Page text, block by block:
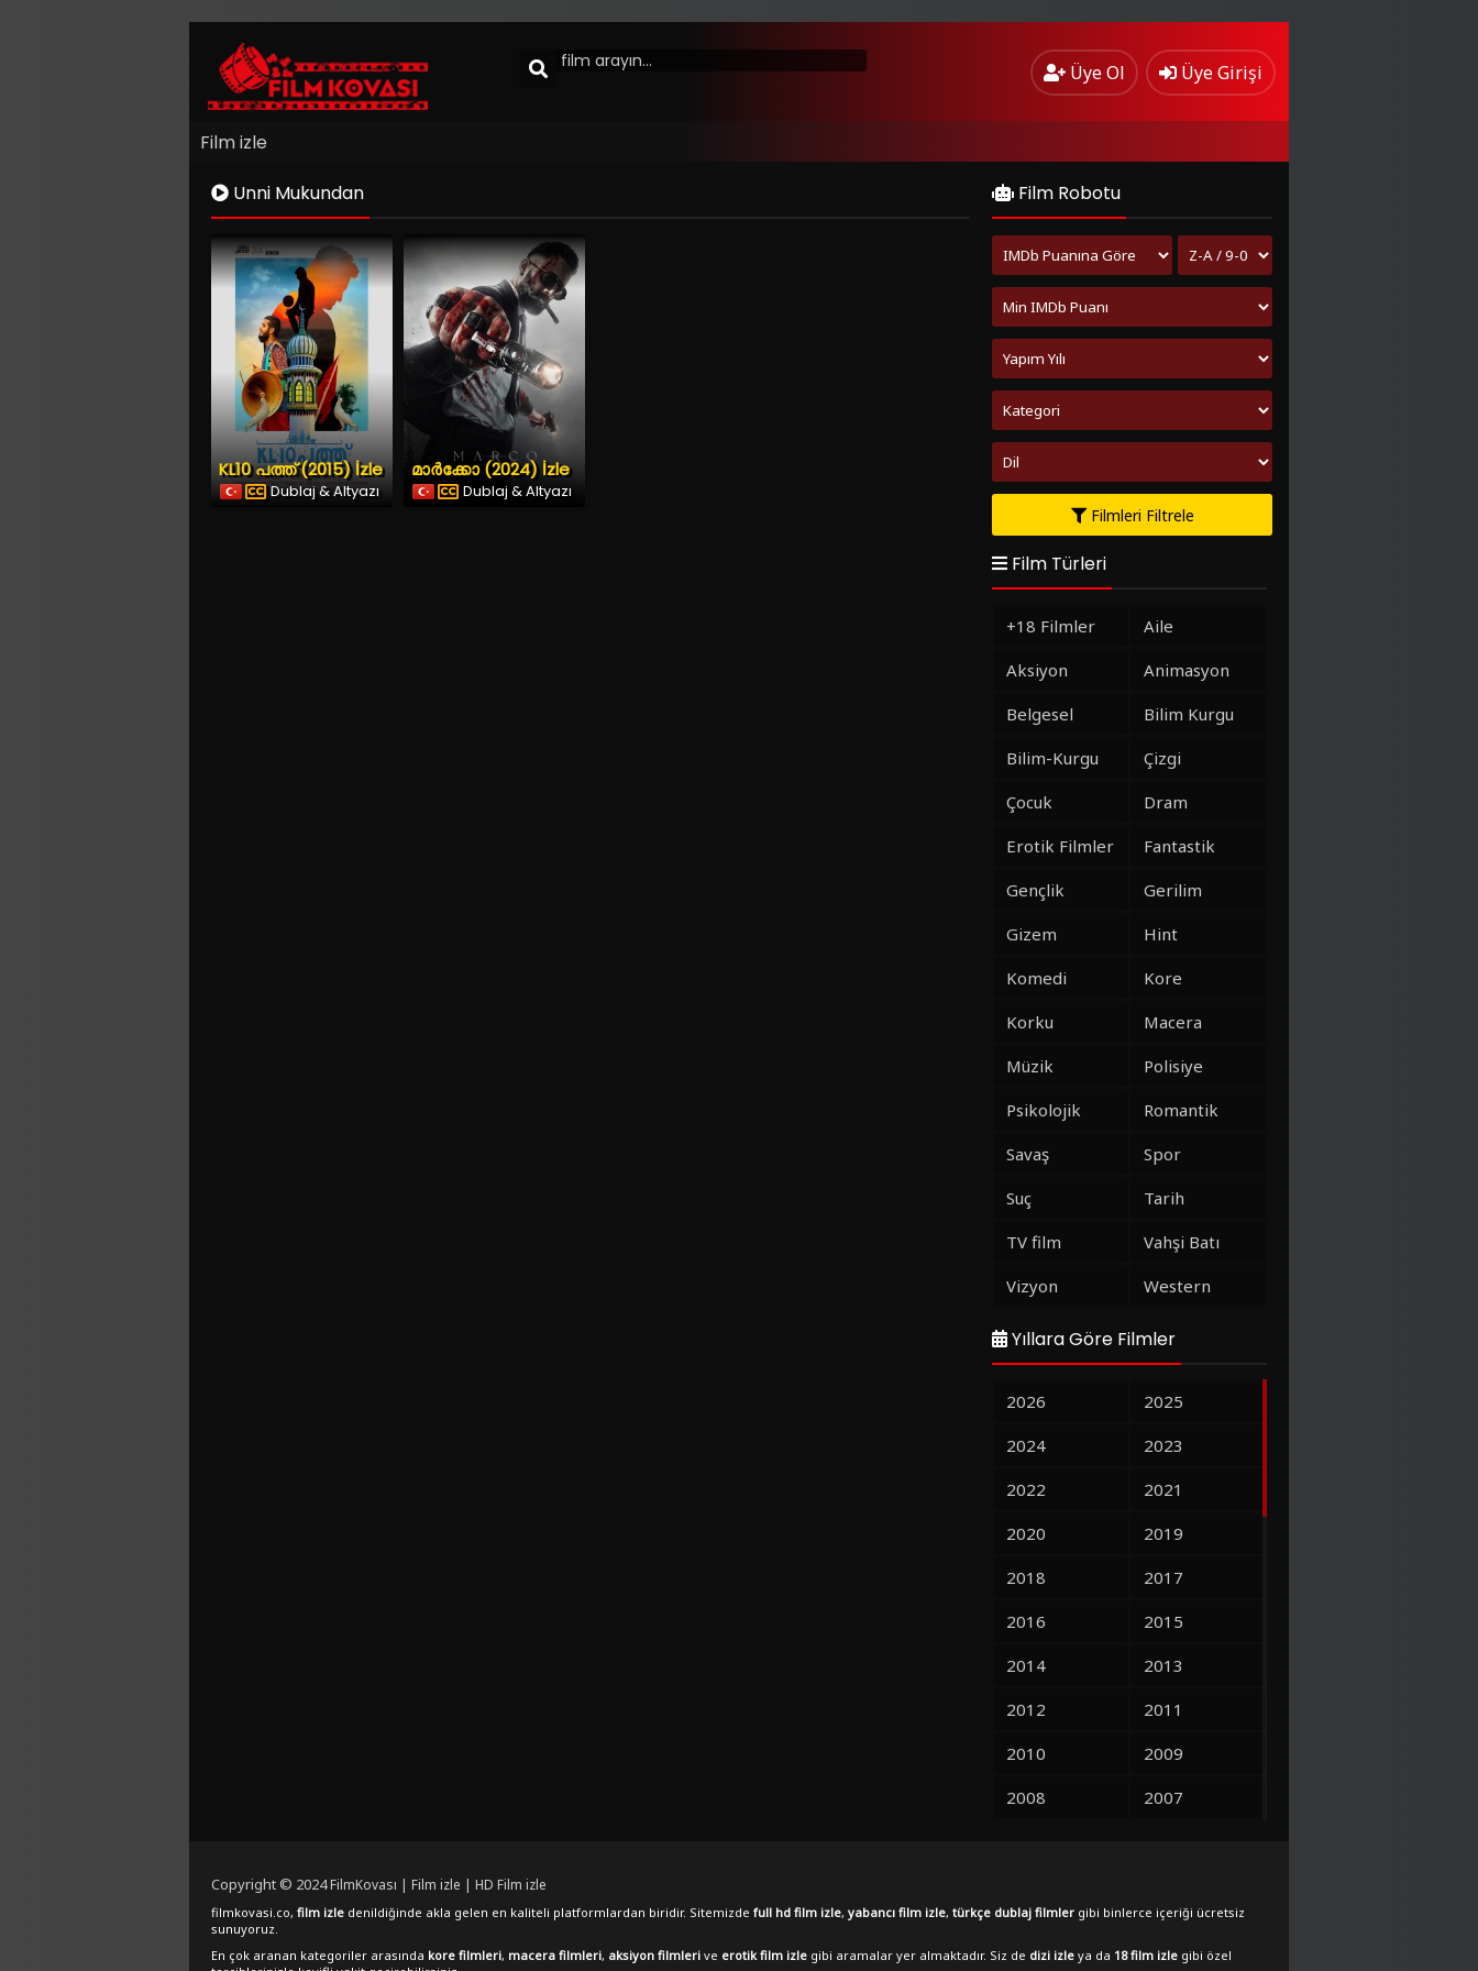
Üye Ol Üye Girişi
Film izle
Unni Mukundan
KL10 പത്ത് (2015) İzle
Dublaj & Altyazı
മാർക്കോ (2024) İzle
Dublaj & Altyazı
Film Robotu
Filmleri Filtrele
Film Türleri
+18 Filmler
Aile
Aksiyon
Animasyon
Belgesel
Bilim Kurgu
Bilim-Kurgu
Çizgi
Çocuk
Dram
Erotik Filmler
Fantastik
Gençlik
Gerilim
Gizem
Hint
Komedi
Kore
Korku
Macera
Müzik
Polisiye
Psikolojik
Romantik
Savaş
Spor
Suç
Tarih
TV film
Vahşi Batı
Vizyon
Western
Yıllara Göre Filmler
2026
2025
2024
2023
2022
2021
2020
2019
2018
2017
2016
2015
2014
2013
2012
2011
2010
2009
2008
2007
Copyright © 2024FilmKovası | Film izle | HD Film izle
filmkovasi.co, film izle denildiğinde akla gelen en kaliteli platformlardan biridir. Sitemizde full hd film izle, yabancı film izle, türkçe dublaj filmler gibi binlerce içeriği ücretsiz
sunuyoruz.
En çok aranan kategoriler arasında kore filmleri, macera filmleri, aksiyon filmleri ve erotik film izle gibi aramalar yer almaktadır. Siz de dizi izle ya da 18 film izle gibi özel